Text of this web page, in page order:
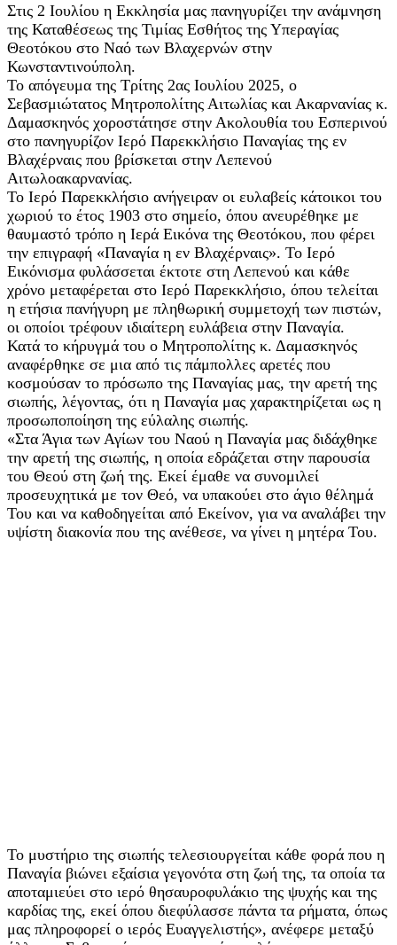
Στις 2 Ιουλίου η Εκκλησία μας πανηγυρίζει την ανάμνηση
της Καταθέσεως της Τιμίας Εσθήτος της Υπεραγίας
Θεοτόκου στο Ναό των Βλαχερνών στην
Κωνσταντινούπολη.
Το απόγευμα της Τρίτης 2ας Ιουλίου 2025, ο
Σεβασμιώτατος Μητροπολίτης Αιτωλίας και Ακαρνανίας κ.
Δαμασκηνός χοροστάτησε στην Ακολουθία του Εσπερινού
στο πανηγυρίζον Ιερό Παρεκκλήσιο Παναγίας της εν
Βλαχέρναις που βρίσκεται στην Λεπενού
Αιτωλοακαρνανίας.
Το Ιερό Παρεκκλήσιο ανήγειραν οι ευλαβείς κάτοικοι του
χωριού το έτος 1903 στο σημείο, όπου ανευρέθηκε με
θαυμαστό τρόπο η Ιερά Εικόνα της Θεοτόκου, που φέρει
την επιγραφή «Παναγία η εν Βλαχέρναις». Το Ιερό
Εικόνισμα φυλάσσεται έκτοτε στη Λεπενού και κάθε
χρόνο μεταφέρεται στο Ιερό Παρεκκλήσιο, όπου τελείται
η ετήσια πανήγυρη με πληθωρική συμμετοχή των πιστών,
οι οποίοι τρέφουν ιδιαίτερη ευλάβεια στην Παναγία.
Κατά το κήρυγμά του ο Μητροπολίτης κ. Δαμασκηνός
αναφέρθηκε σε μια από τις πάμπολλες αρετές που
κοσμούσαν το πρόσωπο της Παναγίας μας, την αρετή της
σιωπής, λέγοντας, ότι η Παναγία μας χαρακτηρίζεται ως η
προσωποποίηση της εύλαλης σιωπής.
«Στα Άγια των Αγίων του Ναού η Παναγία μας διδάχθηκε
την αρετή της σιωπής, η οποία εδράζεται στην παρουσία
του Θεού στη ζωή της. Εκεί έμαθε να συνομιλεί
προσευχητικά με τον Θεό, να υπακούει στο άγιο θέλημά
Του και να καθοδηγείται από Εκείνον, για να αναλάβει την
υψίστη διακονία που της ανέθεσε, να γίνει η μητέρα Του.
Το μυστήριο της σιωπής τελεσιουργείται κάθε φορά που η
Παναγία βιώνει εξαίσια γεγονότα στη ζωή της, τα οποία τα
αποταμιεύει στο ιερό θησαυροφυλάκιο της ψυχής και της
καρδίας της, εκεί όπου διεφύλασσε πάντα τα ρήματα, όπως
μας πληροφορεί ο ιερός Ευαγγελιστής», ανέφερε μεταξύ